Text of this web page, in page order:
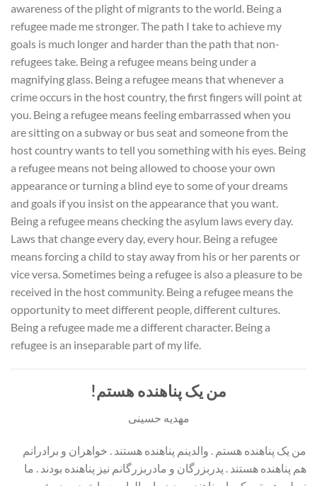
awareness of the plight of migrants to the world. Being a
refugee made me stronger. The path I take to achieve my
goals is much longer and harder than the path that non-
refugees take. Being a refugee means being under a
magnifying glass. Being a refugee means that whenever a
crime occurs in the host country, the first fingers will point at
you. Being a refugee means feeling embarrassed when you
are sitting on a subway or bus seat and someone from the
host country wants to tell you something with his eyes. Being
a refugee means not being allowed to choose your own
appearance or turning a blind eye to some of your dreams
and goals if you insist on the appearance that you want.
Being a refugee means checking the asylum laws every day.
Laws that change every day, every hour. Being a refugee
means forcing a child to stay away from his or her parents or
vice versa. Sometimes being a refugee is also a pleasure to be
received in the host community. Being a refugee means the
opportunity to meet different people, different cultures.
Being a refugee made me a different character. Being a
refugee is an inseparable part of my life.
!من یک پناهنده هستم
مهدیه حسینی
من یک پناهنده هستم . والدینم پناهنده هستند . خواهران و برادرانم
هم پناهنده هستند . پدربزرگان و مادربزرگانم نیز پناهنده بودند . ما